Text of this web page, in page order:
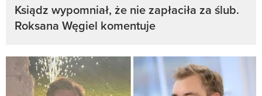
Ksiądz wypomniał, że nie zapłaciła za ślub.
Roksana Węgiel komentuje